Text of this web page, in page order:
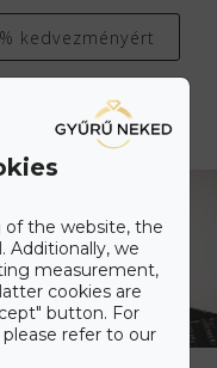
kedvezményért
of the website, the
Additionally, we
measurement,
cookies are
button. For
refer to our